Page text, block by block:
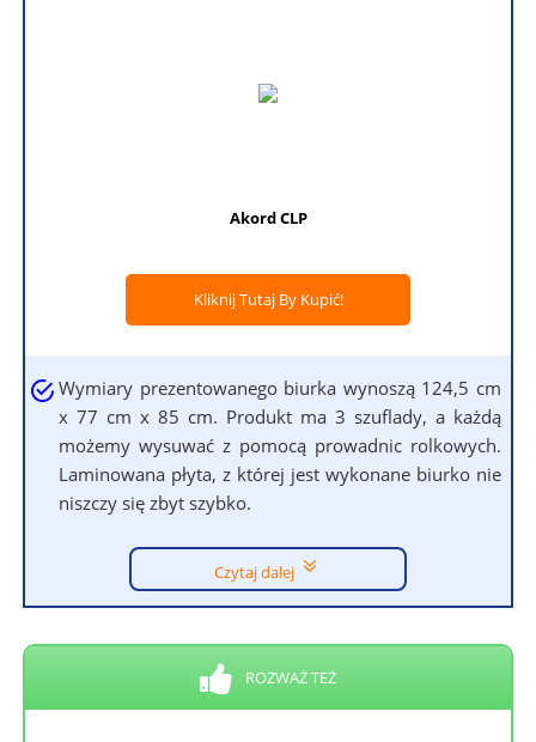
Akord CLP
Kliknij Tutaj By Kupić!
Wymiary prezentowanego biurka wynoszą 124,5 cm
x 77 cm x 85 cm. Produkt ma 3 szuflady, a każdą
możemy wysuwać z pomocą prowadnic rolkowych.
Laminowana płyta, z której jest wykonane biurko nie
niszczy się zbyt szybko.
Czytaj dalej
ROZWAŻ TEŻ